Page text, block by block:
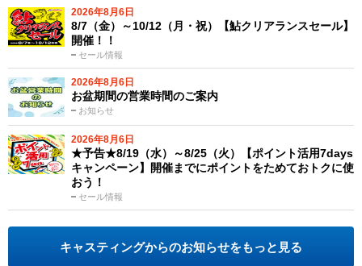
2026年8月6日
セール情報
8/7（金）～10/12（月・祝）【鮎クリアランスセール】
開催！！
2026年8月6日
お知らせ
お盆期間の営業時間のご案内
2026年8月6日
セール情報
★予告★8/19（水）～8/25（火）【ポイント活用7days
キャンペーン】開催までにポイントをためておトクに使
おう！
キャスティングからのお知らせをもっと見る